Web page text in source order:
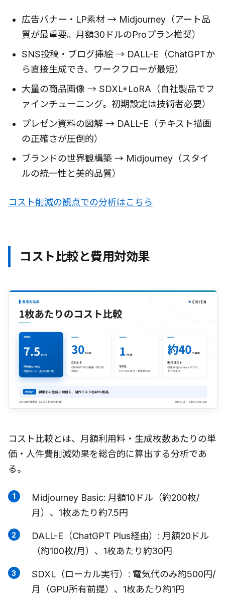
広告バナー・LP素材 → Midjourney（アート品
質が最重要。月額30ドルのProプラン推奨）
SNS投稿・ブログ挿絵 → DALL-E（ChatGPTか
ら直接生成でき、ワークフローが最短）
大量の商品画像 → SDXL+LoRA（自社製品でフ
ァインチューニング。初期設定は技術者必要）
プレゼン資料の図解 → DALL-E（テキスト描画
の正確さが圧倒的）
ブランドの世界観構築 → Midjourney（スタイ
ルの統一性と美的品質）
コスト削減の観点での分析はこちら
コスト比較と費用対効果
コスト比較とは、月額利用料・生成枚数あたりの単
価・人件費削減効果を総合的に算出する分析であ
る。
Midjourney Basic: 月額10ドル（約200枚/
月）、1枚あたり約7.5円
DALL-E（ChatGPT Plus経由）: 月額20ドル
（約100枚/月）、1枚あたり約30円
SDXL（ローカル実行）: 電気代のみ約500円/
月（GPU所有前提）、1枚あたり約1円